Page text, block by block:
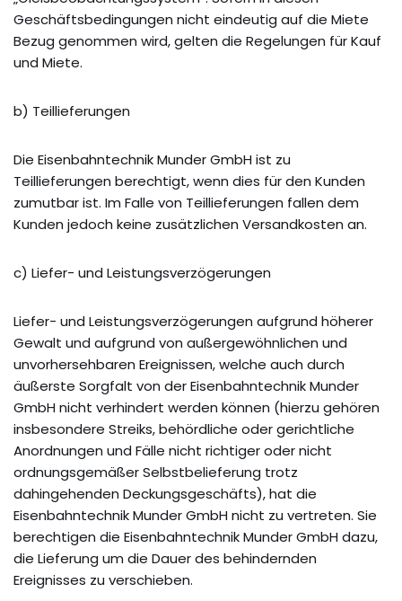
Geschäftsbedingungen nicht eindeutig auf die Miete
Bezug genommen wird, gelten die Regelungen für Kauf
und Miete.
b) Teillieferungen
Die Eisenbahntechnik Munder GmbH ist zu
Teillieferungen berechtigt, wenn dies für den Kunden
zumutbar ist. Im Falle von Teillieferungen fallen dem
Kunden jedoch keine zusätzlichen Versandkosten an.
c) Liefer- und Leistungsverzögerungen
Liefer- und Leistungsverzögerungen aufgrund höherer
Gewalt und aufgrund von außergewöhnlichen und
unvorhersehbaren Ereignissen, welche auch durch
äußerste Sorgfalt von der Eisenbahntechnik Munder
GmbH nicht verhindert werden können (hierzu gehören
insbesondere Streiks, behördliche oder gerichtliche
Anordnungen und Fälle nicht richtiger oder nicht
ordnungsgemäßer Selbstbelieferung trotz
dahingehenden Deckungsgeschäfts), hat die
Eisenbahntechnik Munder GmbH nicht zu vertreten. Sie
berechtigen die Eisenbahntechnik Munder GmbH dazu,
die Lieferung um die Dauer des behindernden
Ereignisses zu verschieben.